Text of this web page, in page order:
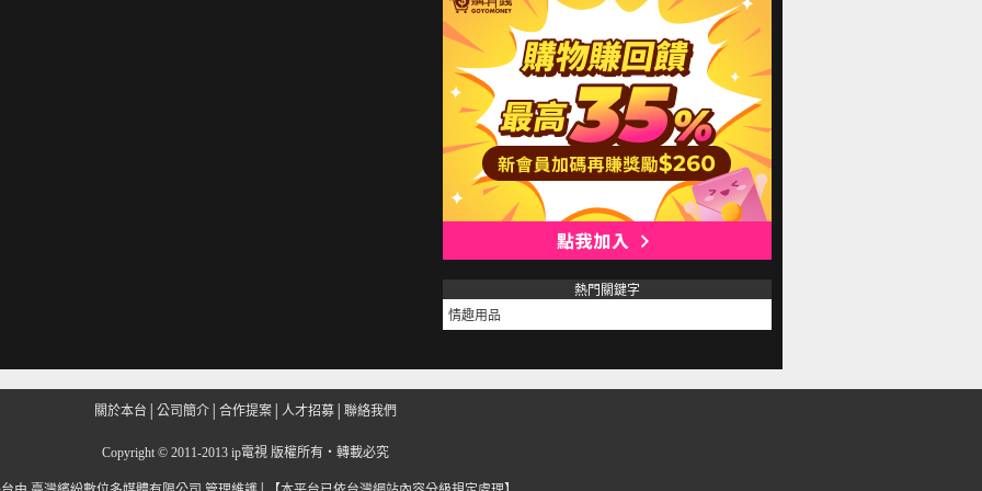
熱門關鍵字
情趣用品
關於本台 公司簡介 合作提案 人才招募 聯絡我們
Copyright © 2011-2013 ip電視 版權所有‧轉載必究